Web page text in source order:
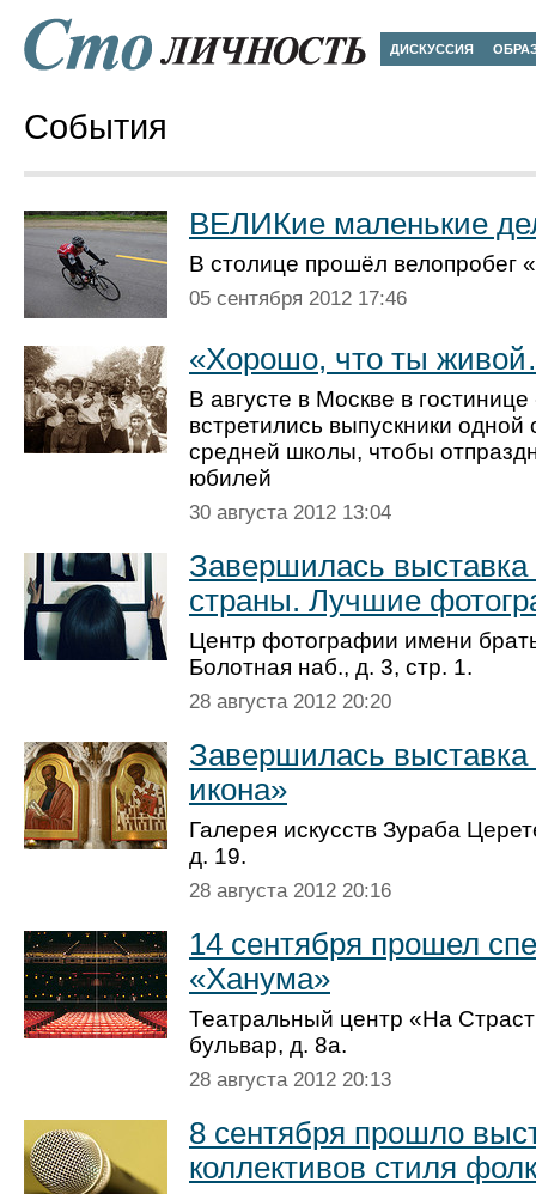
ДИСКУССИЯ
События
ВЕЛИКие маленькие
В столице прошёл велопробег
05 сентября 2012 17:46
«Хорошо, что ты
В августе в Москве в
встретились выпускники
средней школы, чтобы
юбилей
30 августа 2012 13:04
Завершилась
страны. Лучшие
Центр фотографии имени
Болотная наб., д. 3, стр. 1.
28 августа 2012 20:20
Завершилась
икона»
Галерея искусств Зураба
д. 19.
28 августа 2012 20:16
14 сентября прошел
«Ханума»
Театральный центр «На
бульвар, д. 8а.
28 августа 2012 20:13
8 сентября прошло
коллективов стиля фолк